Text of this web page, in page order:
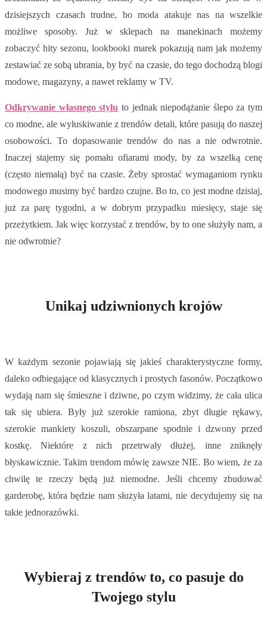
dzisiejszych czasach trudne, bo moda atakuje nas na wszelkie
możliwe sposoby. Już w sklepach na manekinach możemy
zobaczyć hity sezonu, lookbooki marek pokazują nam jak możemy
zestawiać ze sobą ubrania, by być na czasie, do tego dochodzą blogi
modowe, magazyny, a nawet reklamy w TV.
Odkrywanie własnego stylu to jednak niepodążanie ślepo za tym
co modne, ale wyłuskiwanie z trendów detali, które pasują do naszej
osobowości. To dopasowanie trendów do nas a nie odwrotnie.
Inaczej stajemy się pomału ofiarami mody, by za wszelką cenę
(często niemałą) być na czasie. Żeby sprostać wymaganiom rynku
modowego musimy być bardzo czujne. Bo to, co jest modne dzisiaj,
już za parę tygodni, a w dobrym przypadku miesięcy, staje się
przeżytkiem. Jak więc korzystać z trendów, by to one służyły nam, a
nie odwrotnie?
Unikaj udziwnionych krojów
W każdym sezonie pojawiają się jakieś charakterystyczne formy,
daleko odbiegające od klasycznych i prostych fasonów. Początkowo
wydają nam się śmieszne i dziwne, po czym widzimy, że cała ulica
tak się ubiera. Były już szerokie ramiona, zbyt długie rękawy,
szerokie mankiety koszuli, obszarpane spodnie i dzwony przed
kostkę. Niektóre z nich przetrwały dłużej, inne zniknęły
błyskawicznie. Takim trendom mówię zawsze NIE. Bo wiem, że za
chwilę te rzeczy będą już niemodne. Jeśli chcemy zbudować
garderobę, która będzie nam służyła latami, nie decydujemy się na
takie jednorazówki.
Wybieraj z trendów to, co pasuje do
Twojego stylu